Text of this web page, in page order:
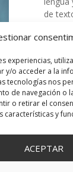
experiencias,
y/o acceder a la
tecnologías nos
de navegación o
o retirar el
características y
ACEPTAR
de